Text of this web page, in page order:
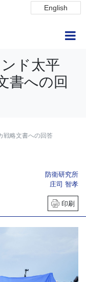
English
ド太平
書への回
戦略文書への回答
防衛研究所
庄司 智孝
印刷